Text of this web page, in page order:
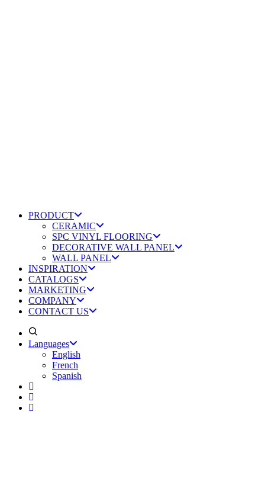
PRODUCT
CERAMIC
SPC VINYL FLOORING
DECORATIVE WALL PANEL
WALL PANEL
INSPIRATION
CATALOGS
MARKETING
COMPANY
CONTACT US
Languages
English
French
Spanish